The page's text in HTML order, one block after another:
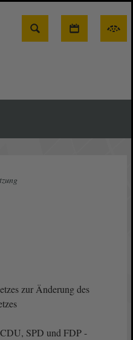
Suche
zur Änderung des
SPD und FDP -